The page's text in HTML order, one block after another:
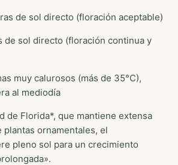
de sol directo (floración aceptable)
sol directo (floración continua y
muy calurosos (más de 35°C),
al mediodía
de Florida*, que mantiene extensa
ornamentales, el
pleno sol para un crecimiento